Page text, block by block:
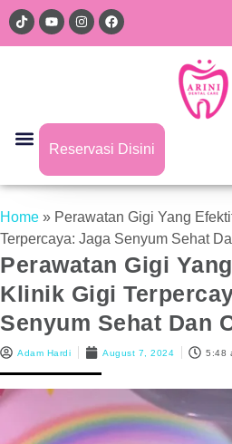
Reservasi Disini
Home » Perawatan Gigi Yang
Terpercaya: Jaga Senyum Sehat
Perawatan Gigi
Klinik Gigi
Senyum Sehat Dan
Adam Hardi August 7, 2024 5:48